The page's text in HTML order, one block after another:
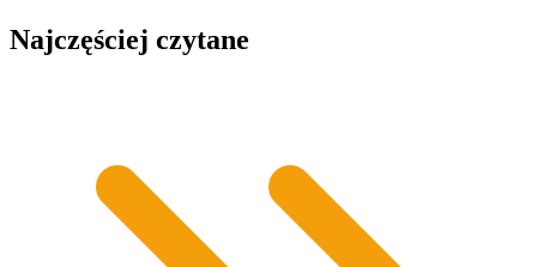
Najczęściej czytane